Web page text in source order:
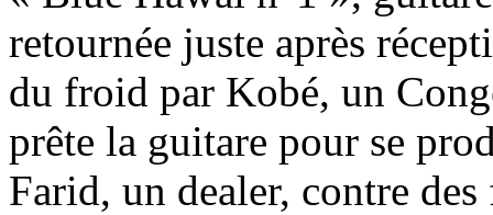
retournée juste après
du froid par Kobé, un
prête la guitare pour se
Farid, un dealer, contre